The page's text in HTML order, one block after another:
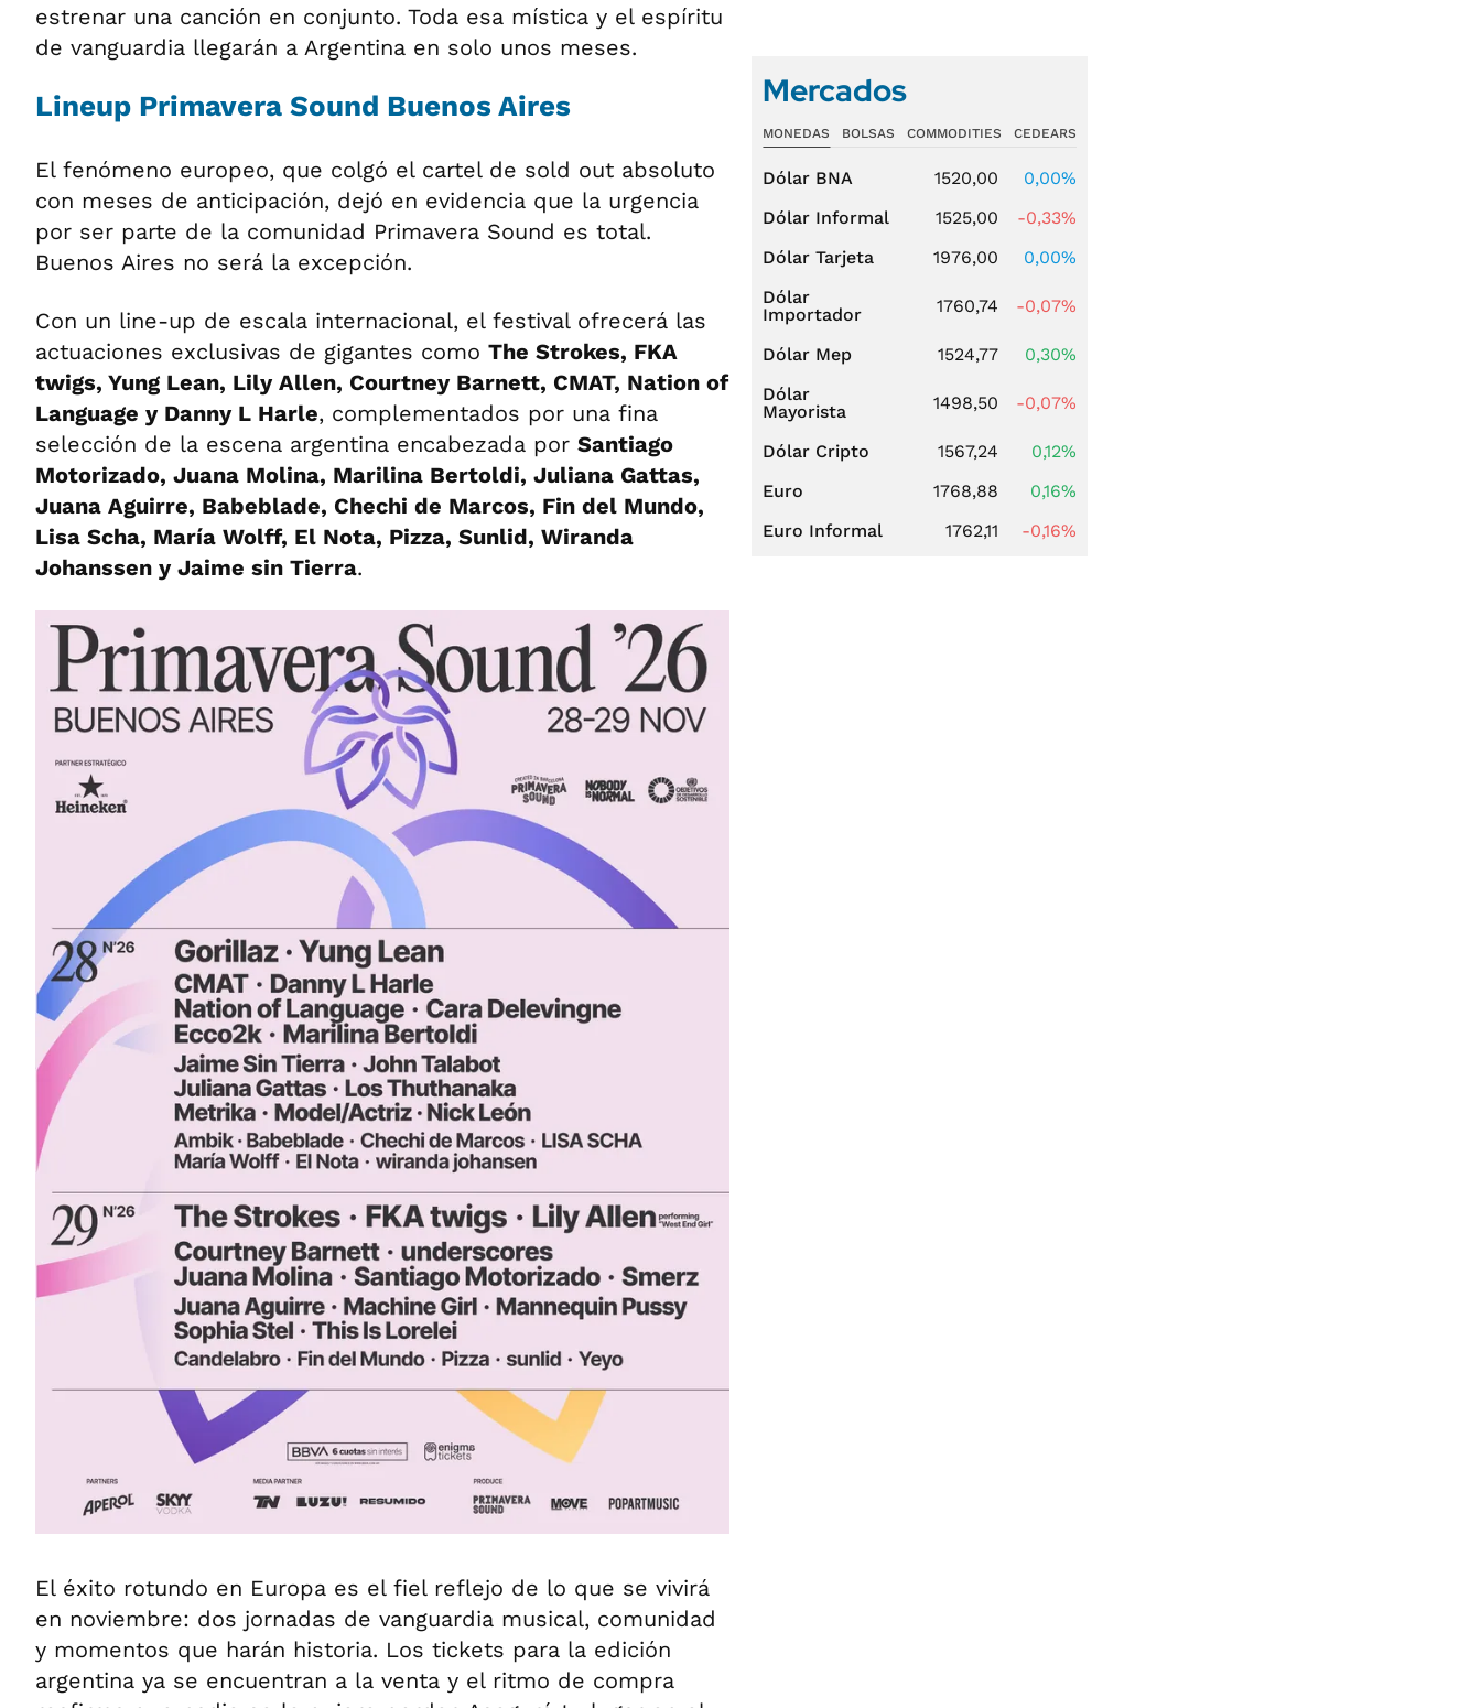
estrenar una canción en conjunto. Toda esa mística y el espíritu
de vanguardia llegarán a Argentina en solo unos meses.
Lineup Primavera Sound Buenos Aires
El fenómeno europeo, que colgó el cartel de sold out absoluto
con meses de anticipación, dejó en evidencia que la urgencia
por ser parte de la comunidad Primavera Sound es total.
Buenos Aires no será la excepción.
Con un line-up de escala internacional, el festival ofrecerá las
actuaciones exclusivas de gigantes como The Strokes, FKA
twigs, Yung Lean, Lily Allen, Courtney Barnett, CMAT, Nation of
Language y Danny L Harle, complementados por una fina
selección de la escena argentina encabezada por Santiago
Motorizado, Juana Molina, Marilina Bertoldi, Juliana Gattas,
Juana Aguirre, Babeblade, Chechi de Marcos, Fin del Mundo,
Lisa Scha, María Wolff, El Nota, Pizza, Sunlid, Wiranda
Johanssen y Jaime sin Tierra.
El éxito rotundo en Europa es el fiel reflejo de lo que se vivirá
en noviembre: dos jornadas de vanguardia musical, comunidad
y momentos que harán historia. Los tickets para la edición
argentina ya se encuentran a la venta y el ritmo de compra
Mercados
MONEDAS BOLSAS COMMODITIES CEDEARS
Dólar BNA 1520,00
0,00%
Dólar Informal
1525,00
-0,33%
Dólar Tarjeta
1976,00
0,00%
Dólar
Importador
1760,74 -0,07%
Dólar Mep 1524,77
0,30%
Dólar
Mayorista
1498,50 -0,07%
Dólar Cripto 1567,24
0,12%
Euro
1768,88
0,16%
Euro Informal
1762,11 -0,16%